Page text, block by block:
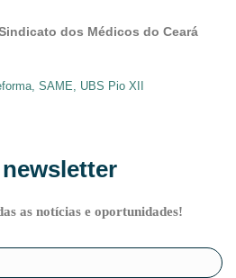
dos Médicos do Ceará
, SAME, UBS Pio XII
as notícias e oportunidades!